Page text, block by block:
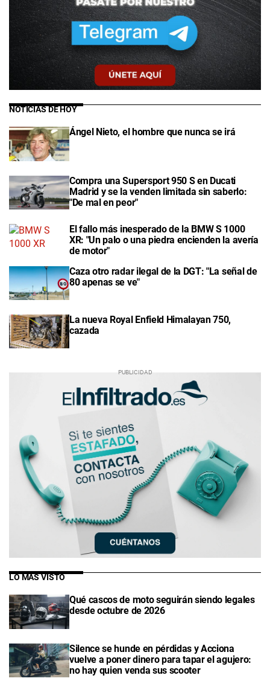
NOTICIAS DE HOY
Ángel Nieto, el hombre que nunca se irá
Compra una Supersport 950 S en Ducati
Madrid y se la venden limitada sin saberlo:
"De mal en peor"
El fallo más inesperado de la BMW S 1000
XR: "Un palo o una piedra encienden la avería
de motor"
Caza otro radar ilegal de la DGT: "La señal de
80 apenas se ve"
La nueva Royal Enfield Himalayan 750,
cazada
LO MÁS VISTO
Qué cascos de moto seguirán siendo legales
desde octubre de 2026
Silence se hunde en pérdidas y Acciona
vuelve a poner dinero para tapar el agujero:
no hay quien venda sus scooter